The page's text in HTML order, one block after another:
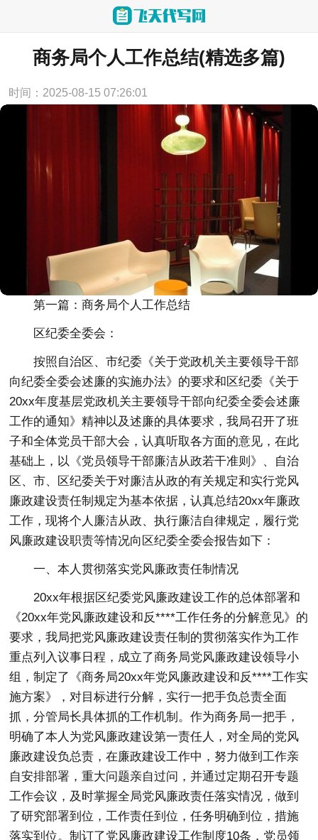
当前位置： 首页 > 工作总结
商务局个人工作总结(精选多篇)
时间：2025-08-15 07:26:01
第一篇：商务局个人工作总结
区纪委全委会：
按照自治区、市纪委《关于党政机关主要领导干部
向纪委全委会述廉的实施办法》的要求和区纪委《关于
20xx年度基层党政机关主要领导干部向纪委全委会述廉
工作的通知》精神以及述廉的具体要求，我局召开了班
子和全体党员干部大会，认真听取各方面的意见，在此
基础上，以《党员领导干部廉洁从政若干准则》、自治
区、市、区纪委关于对廉洁从政的有关规定和实行党风
廉政建设责任制规定为基本依据，认真总结20xx年廉政
工作，现将个人廉洁从政、执行廉洁自律规定，履行党
风廉政建设职责等情况向区纪委全委会报告如下：
一、本人贯彻落实党风廉政责任制情况
20xx年根据区纪委党风廉政建设工作的总体部署和
《20xx年党风廉政建设和反****工作任务的分解意见》的
要求，我局把党风廉政建设责任制的贯彻落实作为工作
重点列入议事日程，成立了商务局党风廉政建设领导小
组，制定了《商务局20xx年党风廉政建设和反****工作实
施方案》，对目标进行分解，实行一把手负总责全面
抓，分管局长具体抓的工作机制。作为商务局一把手，
明确了本人为党风廉政建设第一责任人，对全局的党风
廉政建设负总责，在廉政建设工作中，努力做到工作亲
自安排部署，重大问题亲自过问，并通过定期召开专题
工作会议，及时掌握全局党风廉政责任落实情况，做到
了研究部署到位，工作责任到位，任务明确到位，措施
落实到位。制订了党风廉政建设工作制度10条，党员领